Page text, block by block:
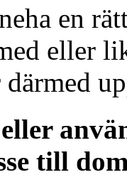
en
eller
därmed
till